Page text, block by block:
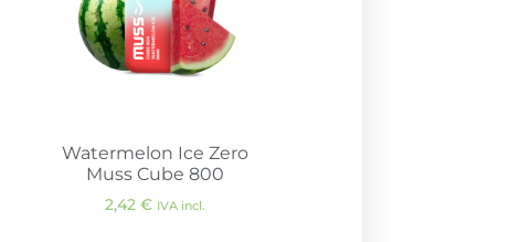
Watermelon Ice Zero
Muss Cube 800
2,42€ IVA incl.